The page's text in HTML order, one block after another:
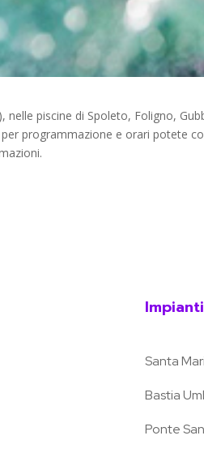
nelle piscine di Spoleto, Foligno,
programmazione e orari potete
Impianti
Santa
Bastia
Ponte